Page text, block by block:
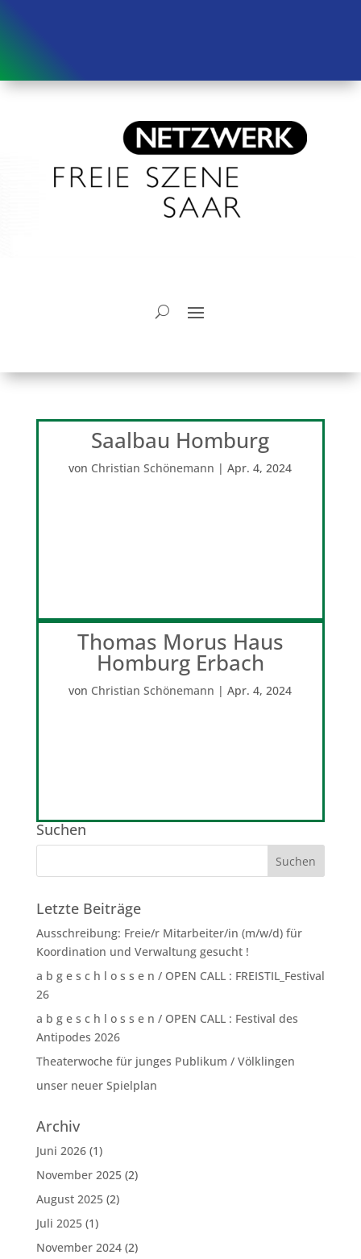
Saalbau Homburg
von Christian Schönemann |Apr. 4, 2024
Thomas Morus Haus
Homburg Erbach
von Christian Schönemann |Apr. 4, 2024
Suchen
Letzte Beiträge
Ausschreibung: Freie/r Mitarbeiter/in (m/w/d) für
Koordination und Verwaltung gesucht !
a b g e s c h l o s s e n / OPEN CALL : FREISTIL_Festival
26
a b g e s c h l o s s e n / OPEN CALL : Festival des
Antipodes 2026
Theaterwoche für junges Publikum / Völklingen
unser neuer Spielplan
Archiv
Juni 2026(1)
November 2025(2)
August 2025(2)
Juli 2025(1)
November 2024(2)